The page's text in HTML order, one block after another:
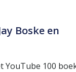
Boske en
YouTube 100